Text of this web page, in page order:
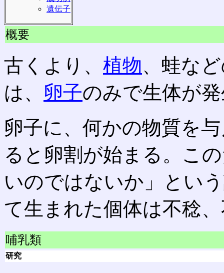
遺伝子
概要
古くより、 植物、蛙な
は、 卵子のみで生体が
卵子に、何かの物質を
ると卵割が始まる。こ
いのではないか」とい
て生まれた個体は不稔
哺乳類
研究